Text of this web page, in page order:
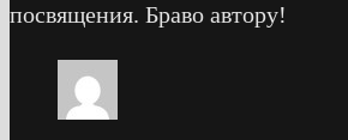
посвящения. Браво автору!